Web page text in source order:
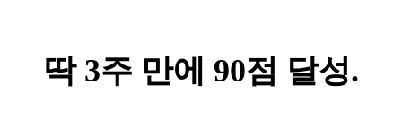
딱 3주 만에 90점 달성.